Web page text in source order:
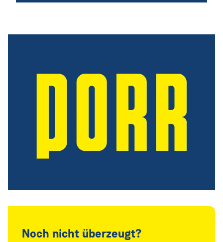
Noch nicht überzeugt?